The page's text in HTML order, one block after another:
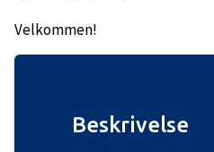
Velkommen!
Beskrivelse